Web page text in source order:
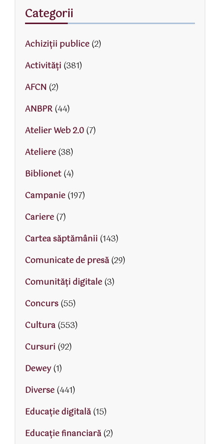
Categorii
Achiziții publice(2)
Activităţi (381)
AFCN (2)
ANBPR(44)
Atelier Web 2.0(7)
Ateliere(38)
Biblionet(4)
Campanie(197)
Cariere(7)
Cartea săptămânii (143)
Comunicate de presă(29)
Comunități digitale(3)
Concurs(55)
Cultura(553)
Cursuri (92)
Dewey(1)
Diverse(441)
Educaţie digitală(15)
Educaţie financiară(2)